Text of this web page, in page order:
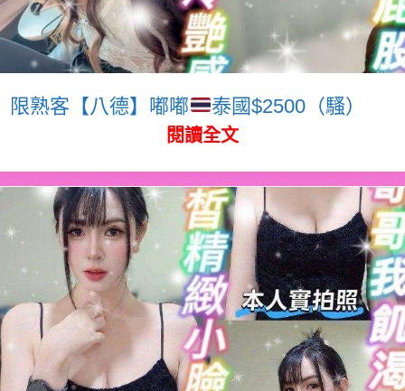
限熟客【八德】嘟嘟 泰國$2500（騷）
閱讀全文